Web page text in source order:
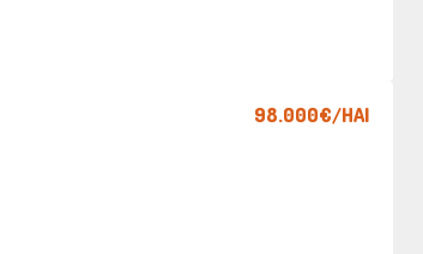
98.000€/HAI